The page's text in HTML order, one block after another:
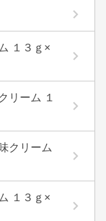
１３ｇ×
リーム １
クリーム
１３ｇ×